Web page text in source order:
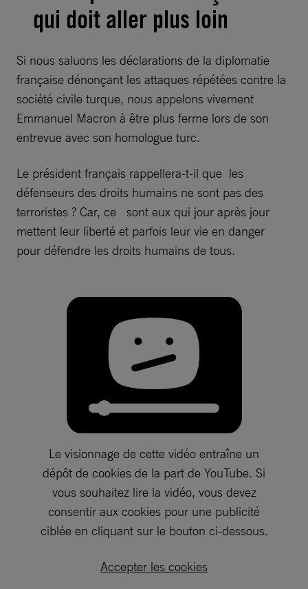
qui doit aller plus loin
Si nous saluons les déclarations de la diplomatie
française dénonçant les attaques répétées contre la
société civile turque, nous appelons vivement
Emmanuel Macron à être plus ferme lors de son
entrevue avec son homologue turc.
Le président français rappellera-t-il que les
défenseurs des droits humains ne sont pas des
terroristes ? Car, ce sont eux qui jour après jour
mettent leur liberté et parfois leur vie en danger
pour défendre les droits humains de tous.
Le visionnage de cette vidéo entraîne un
dépôt de cookies de la part de YouTube. Si
vous souhaitez lire la vidéo, vous devez
consentir aux cookies pour une publicité
ciblée en cliquant sur le bouton ci-dessous.
Accepter les cookies